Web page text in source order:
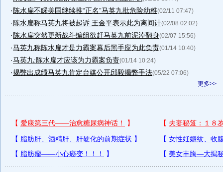
· 陈水扁不睬美国继续推“正名”马英九批危险幼稚(02/11 07:47)
· 陈水扁称马英九将被起诉 王金平表示此为离间计(02/08 02:02)
· 陈水扁突然更新战斗编组欲赶马英九前泥淖翻身(02/07 15:56)
·马英九称陈水扁才是力霸案幕后黑手应为此负责(01/14 10:40)
·马英九:陈水扁才应该为力霸案负责(01/14 10:24)
·揭弊出成绩马英九肯定台媒公开邱毅揭弊手法(05/22 07:06)
更多>>